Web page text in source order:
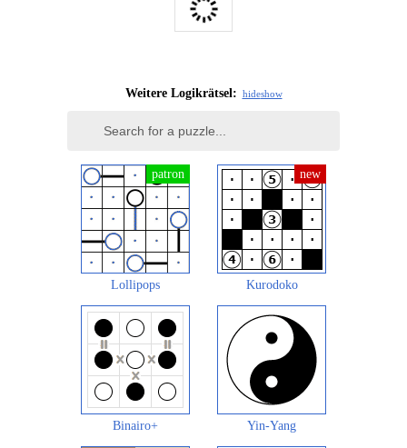
Weitere Logikrätsel: hideshow
Lollipops Kurodoko
Binairo+ Yin-Yang